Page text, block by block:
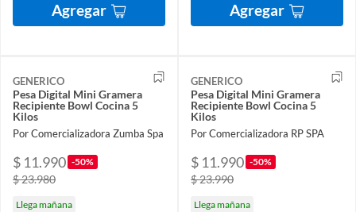
Agregar Agregar
GENERICO
Pesa Digital Mini Gramera
Recipiente Bowl Cocina 5
Kilos
Por Comercializadora Zumba Spa
$ 11.990 -50%
$ 23.980
Llega mañana
GENERICO
Pesa Digital Mini Gramera
Recipiente Bowl Cocina 5
Kilos
Por Comercializadora RP SPA
$ 11.990 -50%
$ 23.990
Llega mañana